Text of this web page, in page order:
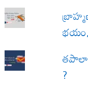
త‌పాలా
?